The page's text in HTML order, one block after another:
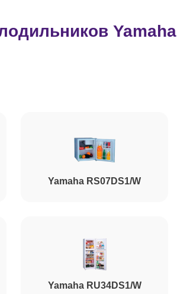
Yamaha
Yamaha RS07DS1/W
Yamaha RU34DS1/W